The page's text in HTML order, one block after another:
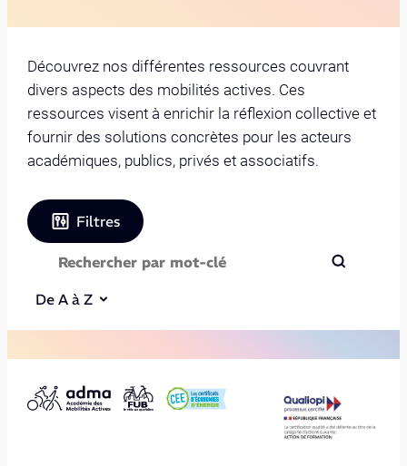
Découvrez nos différentes ressources couvrant
divers aspects des mobilités actives. Ces
ressources visent à enrichir la réflexion collective et
fournir des solutions concrètes pour les acteurs
académiques, publics, privés et associatifs.
Filtres
De A à Z